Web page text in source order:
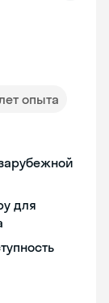
опыта
для